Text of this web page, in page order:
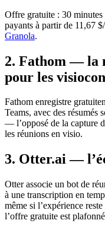
Offre gratuite : 30 minutes
payants à partir de 11,67
Granola.
2. Fathom — la
pour les
Fathom enregistre
Teams, avec des
— l’opposé de la capture
les réunions en visio.
3. Otter.ai —
Otter associe un bot de
à une transcription en
même si l’expérience
l’offre gratuite est